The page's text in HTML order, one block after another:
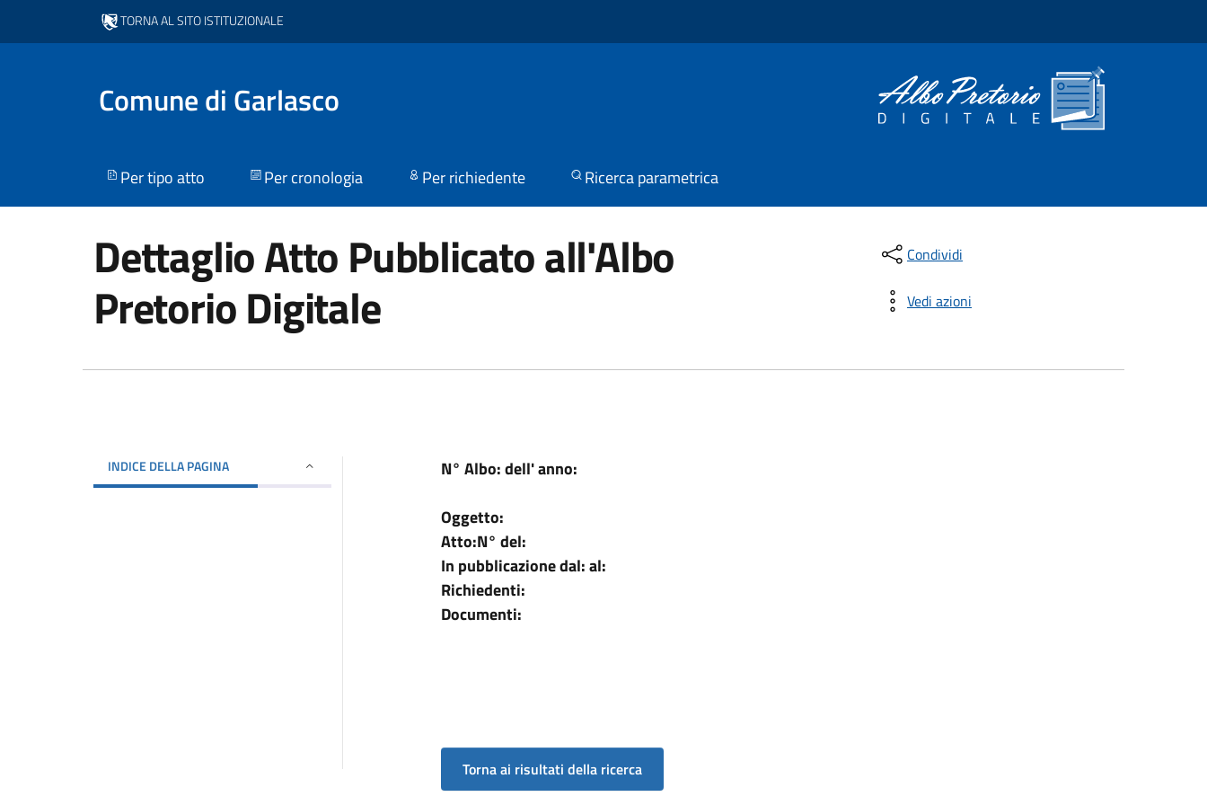
TORNA AL SITO ISTITUZIONALE
Comune di Garlasco
Per tipo atto Per cronologia Per richiedente Ricerca parametrica
Dettaglio Atto Pubblicato all'Albo
Pretorio Digitale
Condividi
Vedi azioni
INDICE DELLA PAGINA N° Albo:dell' anno:
Oggetto:
Atto:N° del:
In pubblicazione dal:al:
Richiedenti:
Documenti: